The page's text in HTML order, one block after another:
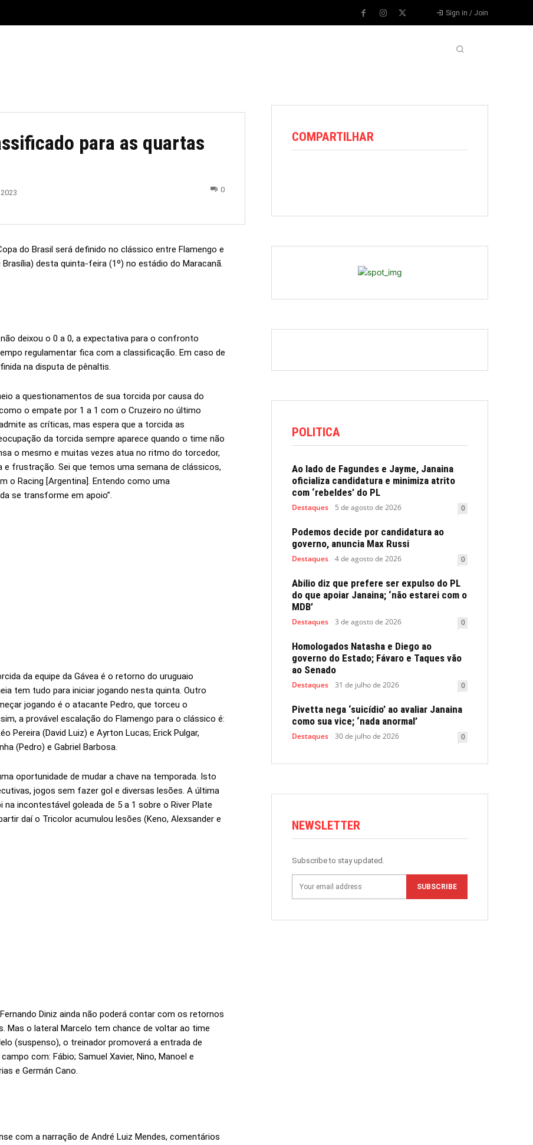
Sign in / Join
para as quartas
0
do Brasil será definido no clássico entre Flamengo e
desta quinta-feira (1º) no estádio do Maracanã.
deixou o 0 a 0, a expectativa para o confronto
regulamentar fica com a classificação. Em caso de
na disputa de pênaltis.
a questionamentos de sua torcida por causa do
o empate por 1 a 1 com o Cruzeiro no último
as críticas, mas espera que a torcida as
da torcida sempre aparece quando o time não
o mesmo e muitas vezes atua no ritmo do torcedor,
e frustração. Sei que temos uma semana de clássicos,
o Racing [Argentina]. Entendo como uma
se transforme em apoio”.
da equipe da Gávea é o retorno do uruguaio
tem tudo para iniciar jogando nesta quinta. Outro
jogando é o atacante Pedro, que torceu o
a provável escalação do Flamengo para o clássico é:
Pereira (David Luiz) e Ayrton Lucas; Erick Pulgar,
(Pedro) e Gabriel Barbosa.
oportunidade de mudar a chave na temporada. Isto
jogos sem fazer gol e diversas lesões. A última
incontestável goleada de 5 a 1 sobre o River Plate
daí o Tricolor acumulou lesões (Keno, Alexsander e
Diniz ainda não poderá contar com os retornos
Mas o lateral Marcelo tem chance de voltar ao time
(suspenso), o treinador promoverá a entrada de
com: Fábio; Samuel Xavier, Nino, Manoel e
e Germán Cano.
com a narração de André Luiz Mendes, comentários
COMPARTILHAR
POLITICA
Ao lado de Fagundes e Jayme, Janaina
oficializa candidatura e minimiza atrito
com ‘rebeldes’ do PL
Destaques 5 de agosto de 2026 0
Podemos decide por candidatura ao
governo, anuncia Max Russi
Destaques 4 de agosto de 2026 0
Abilio diz que prefere ser expulso do PL
do que apoiar Janaina; ‘não estarei com o
MDB’
Destaques 3 de agosto de 2026 0
Homologados Natasha e Diego ao
governo do Estado; Fávaro e Taques vão
ao Senado
Destaques 31 de julho de 2026 0
Pivetta nega ‘suicídio’ ao avaliar Janaina
como sua vice; ‘nada anormal’
Destaques 30 de julho de 2026 0
NEWSLETTER
Subscribe to stay updated.
SUBSCRIBE